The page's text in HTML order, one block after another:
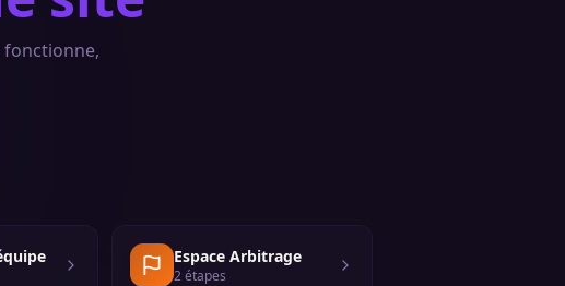
fonctionne,
Espace Arbitrage
2étapes